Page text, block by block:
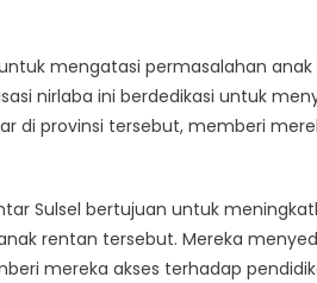
mengatasi permasalahan anak
nirlaba ini berdedikasi untuk
di provinsi tersebut, memberi
Sulsel bertujuan untuk
rentan tersebut. Mereka
mereka akses terhadap